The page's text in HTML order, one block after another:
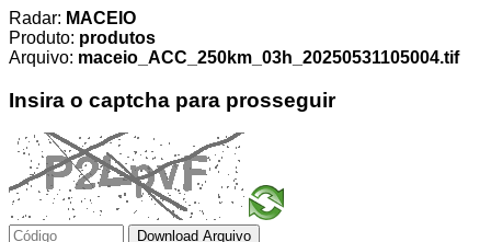
Radar: MACEIO
Produto: produtos
Arquivo: maceio_ACC_250km_03h_20250531105004.tif
Insira o captcha para prosseguir